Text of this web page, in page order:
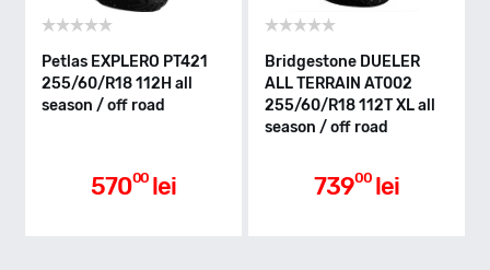
D
Aderenta pe carosabil ud
Petlas EXPLERO PT421
255/60/R18 112H all
season / off road
57000 lei
Bridgestone DUELER
ALL TERRAIN AT002
255/60/R18 112T XL all
season / off road
73900 lei